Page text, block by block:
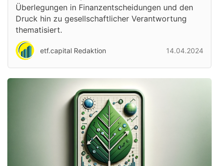
Überlegungen in Finanzentscheidungen und den
Druck hin zu gesellschaftlicher Verantwortung
thematisiert.
etf.capital Redaktion 14.04.2024